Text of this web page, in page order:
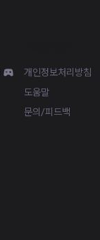
개인정보처리방침
도움말
문의/피드백